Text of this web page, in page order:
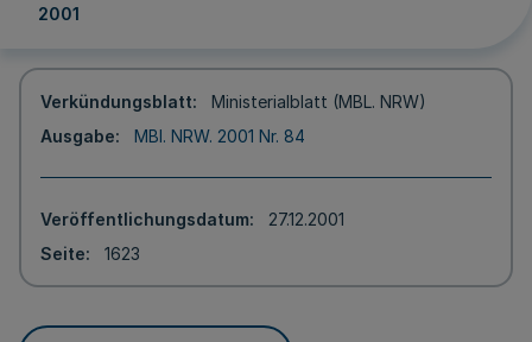
2001
Verkündungsblatt
Ministerialblatt (MBL. NRW)
Ausgabe
MBl. NRW. 2001 Nr. 84
Veröffentlichungsdatum
27.12.2001
Seite
1623